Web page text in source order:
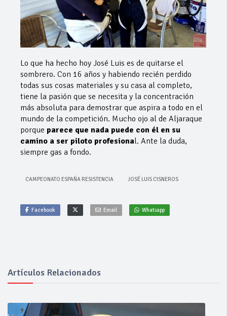
Lo que ha hecho hoy José Luis es de quitarse el
sombrero. Con 16 años y habiendo recién perdido
todas sus cosas materiales y su casa al completo,
tiene la pasión que se necesita y la concentración
más absoluta para demostrar que aspira a todo en el
mundo de la competición. Mucho ojo al de Aljaraque
porque parece que nada puede con él en su
camino a ser piloto profesional. Ante la duda,
siempre gas a fondo.
CAMPEONATO ESPAÑA RESISTENCIA JOSÉ LUIS CISNEROS
Facebook Email Whatsapp
Artículos Relacionados